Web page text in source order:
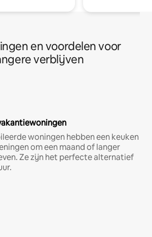
en voordelen voor
verblijven
woningen hebben een keuken
om een maand of langer
Ze zijn het perfecte alternatief